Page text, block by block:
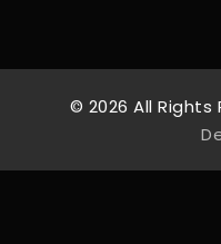
© 2026 All Rights